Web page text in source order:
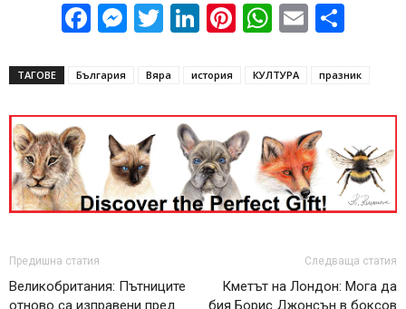
Facebook
Messenger
Twitter
LinkedIn
Pinterest
WhatsApp
Email
ТАГОВЕ България Вяра история КУЛТУРА празник
Предишна статия
Великобритания: Пътниците
отново са изправени пред
Следваща статия
Кметът на Лондон: Мога да
бия Борис Джонсън в боксов